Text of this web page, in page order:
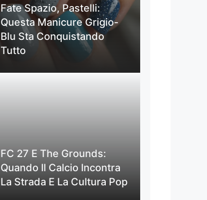
Fate Spazio, Pastelli:
Questa Manicure Grigio-
Blu Sta Conquistando
Tutto
FC 27 E The Grounds:
Quando Il Calcio Incontra
La Strada E La Cultura Pop